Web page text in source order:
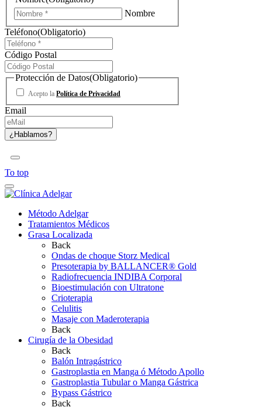
Nombre
Teléfono(Obligatorio)
Código Postal
Protección de Datos(Obligatorio)
Acepto la Política de Privacidad
Email
To top
Método Adelgar
Tratamientos Médicos
Grasa Localizada
Back
Ondas de choque Storz Medical
Presoterapia by BALLANCER® Gold
Radiofrecuencia INDIBA Corporal
Bioestimulación con Ultratone
Crioterapia
Celulitis
Masaje con Maderoterapia
Back
Cirugía de la Obesidad
Back
Balón Intragástrico
Gastroplastia en Manga ó Método Apollo
Gastroplastia Tubular o Manga Gástrica
Bypass Gástrico
Back